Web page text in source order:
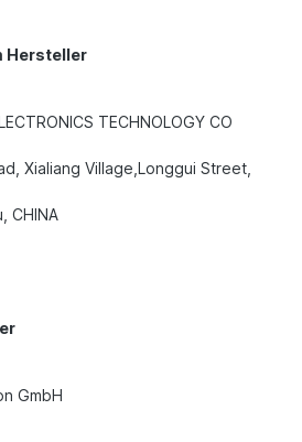
Hersteller
TECHNOLOGY CO
Xialiang Village,Longgui Street,
CHINA
GmbH